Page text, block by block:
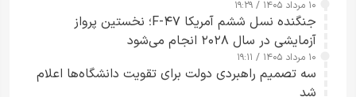
کسی که واقعاً دست به اقدام می‌زند
۱۰ مرداد ۱۴۰۵ / ۱۹:۲۹
جنگنده نسل ششم آمریکا F-۴۷؛ نخستین پرواز
آزمایشی در سال ۲۰۲۸ انجام می‌شود
۱۰ مرداد ۱۴۰۵ / ۱۹:۱۱
سه تصمیم راهبردی دولت برای تقویت دانشگاه‌ها اعلام
شد